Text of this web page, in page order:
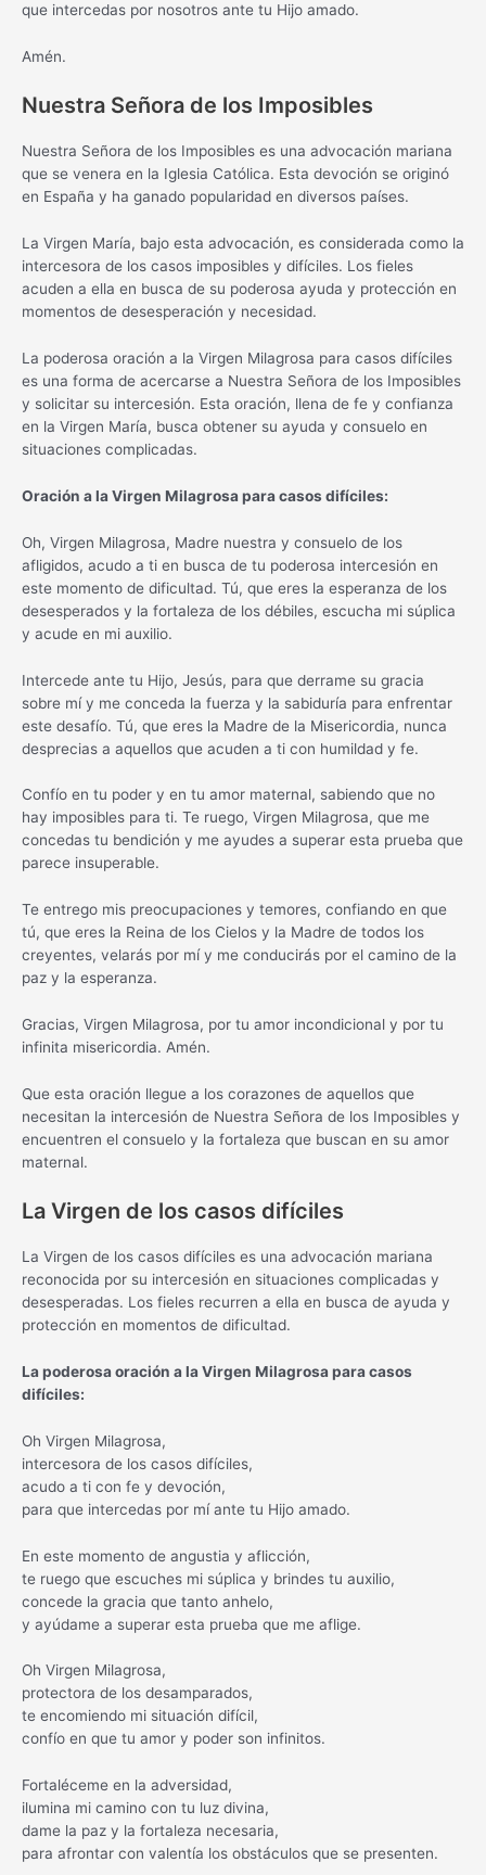
que intercedas por nosotros ante tu Hijo amado.
Amén.
Nuestra Señora de los Imposibles
Nuestra Señora de los Imposibles es una advocación mariana
que se venera en la Iglesia Católica. Esta devoción se originó
en España y ha ganado popularidad en diversos países.
La Virgen María, bajo esta advocación, es considerada como la
intercesora de los casos imposibles y difíciles. Los fieles
acuden a ella en busca de su poderosa ayuda y protección en
momentos de desesperación y necesidad.
La poderosa oración a la Virgen Milagrosa para casos difíciles
es una forma de acercarse a Nuestra Señora de los Imposibles
y solicitar su intercesión. Esta oración, llena de fe y confianza
en la Virgen María, busca obtener su ayuda y consuelo en
situaciones complicadas.
Oración a la Virgen Milagrosa para casos difíciles:
Oh, Virgen Milagrosa, Madre nuestra y consuelo de los
afligidos, acudo a ti en busca de tu poderosa intercesión en
este momento de dificultad. Tú, que eres la esperanza de los
desesperados y la fortaleza de los débiles, escucha mi súplica
y acude en mi auxilio.
Intercede ante tu Hijo, Jesús, para que derrame su gracia
sobre mí y me conceda la fuerza y la sabiduría para enfrentar
este desafío. Tú, que eres la Madre de la Misericordia, nunca
desprecias a aquellos que acuden a ti con humildad y fe.
Confío en tu poder y en tu amor maternal, sabiendo que no
hay imposibles para ti. Te ruego, Virgen Milagrosa, que me
concedas tu bendición y me ayudes a superar esta prueba que
parece insuperable.
Te entrego mis preocupaciones y temores, confiando en que
tú, que eres la Reina de los Cielos y la Madre de todos los
creyentes, velarás por mí y me conducirás por el camino de la
paz y la esperanza.
Gracias, Virgen Milagrosa, por tu amor incondicional y por tu
infinita misericordia. Amén.
Que esta oración llegue a los corazones de aquellos que
necesitan la intercesión de Nuestra Señora de los Imposibles y
encuentren el consuelo y la fortaleza que buscan en su amor
maternal.
La Virgen de los casos difíciles
La Virgen de los casos difíciles es una advocación mariana
reconocida por su intercesión en situaciones complicadas y
desesperadas. Los fieles recurren a ella en busca de ayuda y
protección en momentos de dificultad.
La poderosa oración a la Virgen Milagrosa para casos
difíciles:
Oh Virgen Milagrosa,
intercesora de los casos difíciles,
acudo a ti con fe y devoción,
para que intercedas por mí ante tu Hijo amado.
En este momento de angustia y aflicción,
te ruego que escuches mi súplica y brindes tu auxilio,
concede la gracia que tanto anhelo,
y ayúdame a superar esta prueba que me aflige.
Oh Virgen Milagrosa,
protectora de los desamparados,
te encomiendo mi situación difícil,
confío en que tu amor y poder son infinitos.
Fortaléceme en la adversidad,
ilumina mi camino con tu luz divina,
dame la paz y la fortaleza necesaria,
para afrontar con valentía los obstáculos que se presenten.